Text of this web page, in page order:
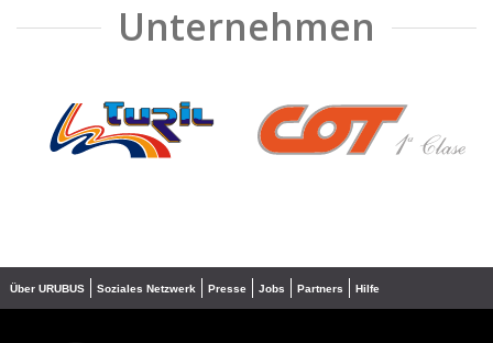
Unternehmen
❮ ❯
Über URUBUS Soziales Netzwerk Presse Jobs Partners Hilfe